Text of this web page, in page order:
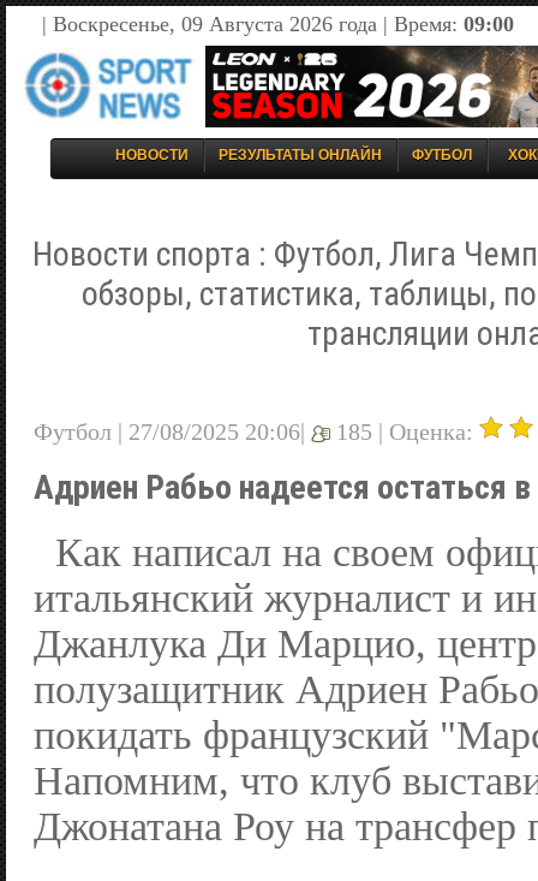
| Воскресенье, 09 Августа 2026 года | Время: 09:00
НОВОСТИ РЕЗУЛЬТАТЫ ОНЛАЙН ФУТБОЛ
Новости спорта : Футбол, Лига
обзоры, статистика, таблицы,
трансляции
Футбол | 27/08/2025 20:06| 185 | Оценка:
Адриен Рабьо надеется остаться
Как написал на своем
итальянский журналист и
Джанлука Ди Марцио,
полузащитник Адриен
покидать французский
Напомним, что клуб
Джонатана Роу на трансфер